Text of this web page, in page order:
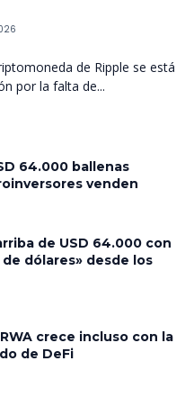
de Ripple se está
por la falta de...
64.000 ballenas
venden
de USD 64.000 con
dólares» desde los
crece incluso con la
de DeFi